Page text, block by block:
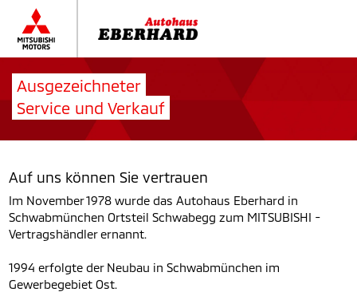
Ausgezeichneter
Service und Verkauf
Auf uns können Sie vertrauen
Im November 1978 wurde das Autohaus Eberhard in
Schwabmünchen Ortsteil Schwabegg zum MITSUBISHI -
Vertragshändler ernannt.
1994 erfolgte der Neubau in Schwabmünchen im
Gewerbegebiet Ost.